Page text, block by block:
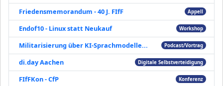
Friedensmemorandum - 40 J. FIfF Appell
Endof10 - Linux statt Neukauf Workshop
Militarisierung über KI-Sprachmodelle... Podcast/Vortrag
di.day Aachen Digitale Selbstverteidigung
FIfFKon - CfP Konferenz